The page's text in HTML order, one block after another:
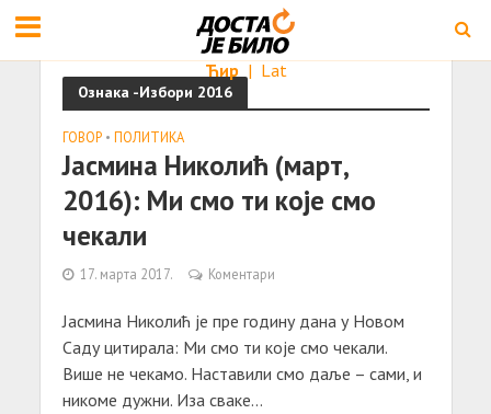
Ћир | Lat
Ознака -Избори 2016
ГОВОР • ПОЛИТИКА
Јасмина Николић (март,
2016): Ми смо ти које смо
чекали
17. марта 2017. Коментари
Јасмина Николић је пре годину дана у Новом
Саду цитирала: Ми смо ти које смо чекали.
Више не чекамо. Наставили смо даље – сами, и
никоме дужни. Иза сваке...